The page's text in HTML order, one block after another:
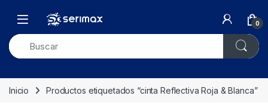
Open 0
Inicio Productos etiquetados “cinta Reflectiva Roja & Blanca”